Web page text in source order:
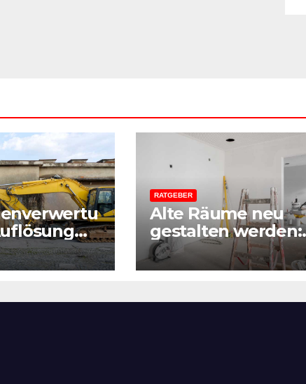
RATGEBER
Alte Räume neu
gestalten werden:
Wie eine gute
Vorbereitung jede
macht